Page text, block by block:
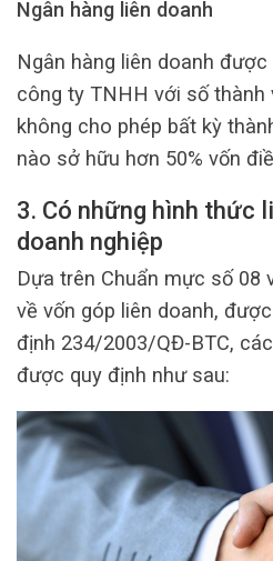
Ngân hàng liên doanh
Ngân hàng liên doanh
công ty TNHH với số thành
không cho phép bất kỳ
nào sở hữu hơn 50% vốn
3. Có những hình thức
doanh nghiệp
Dựa trên Chuẩn mực số 08
về vốn góp liên doanh,
định 234/2003/QĐ-BTC,
được quy định như sau: